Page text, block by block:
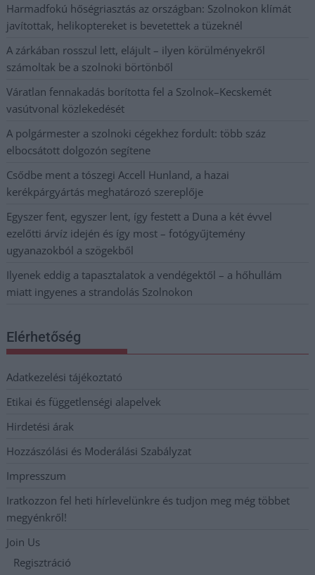
Harmadfokú hőségriasztás az országban: Szolnokon klímát
javítottak, helikoptereket is bevetettek a tüzeknél
A zárkában rosszul lett, elájult – ilyen körülményekről
számoltak be a szolnoki börtönből
Váratlan fennakadás borította fel a Szolnok–Kecskemét
vasútvonal közlekedését
A polgármester a szolnoki cégekhez fordult: több száz
elbocsátott dolgozón segítene
Csődbe ment a tószegi Accell Hunland, a hazai
kerékpárgyártás meghatározó szereplője
Egyszer fent, egyszer lent, így festett a Duna a két évvel
ezelőtti árvíz idején és így most – fotógyűjtemény
ugyanazokból a szögekből
Ilyenek eddig a tapasztalatok a vendégektől – a hőhullám
miatt ingyenes a strandolás Szolnokon
Elérhetőség
Adatkezelési tájékoztató
Etikai és függetlenségi alapelvek
Hirdetési árak
Hozzászólási és Moderálási Szabályzat
Impresszum
Iratkozzon fel heti hírlevelünkre és tudjon meg még többet
megyénkről!
Join Us
Regisztráció